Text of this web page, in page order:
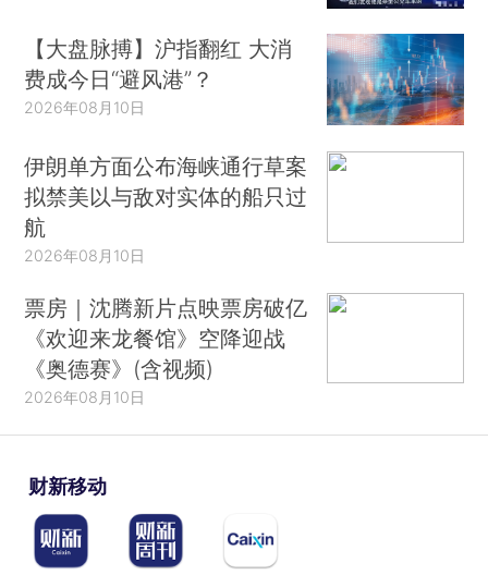
【大盘脉搏】沪指翻红 大消
费成今日“避风港”？
2026年08月10日
伊朗单方面公布海峡通行草案
拟禁美以与敌对实体的船只过
航
2026年08月10日
票房｜沈腾新片点映票房破亿
《欢迎来龙餐馆》空降迎战
《奥德赛》(含视频)
2026年08月10日
财新移动